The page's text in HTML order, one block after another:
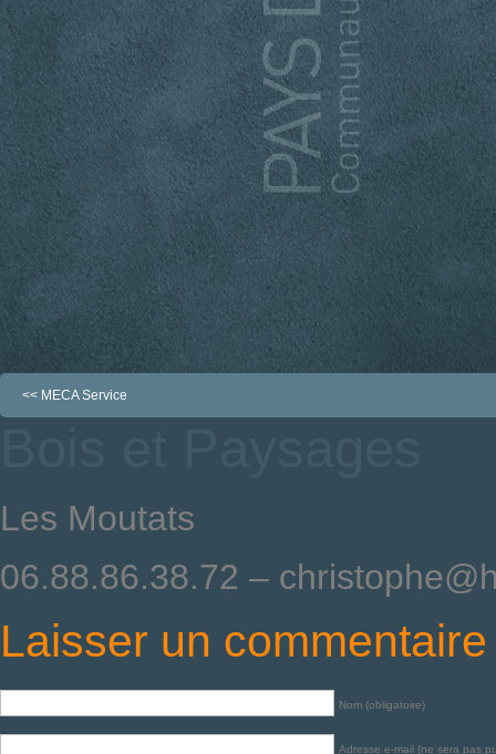
<< MECA Service
Les Moutats
06.88.86.38.72 –
Laisser un commentaire
Nom (obligatoire)
Adresse e-mail (ne sera pas